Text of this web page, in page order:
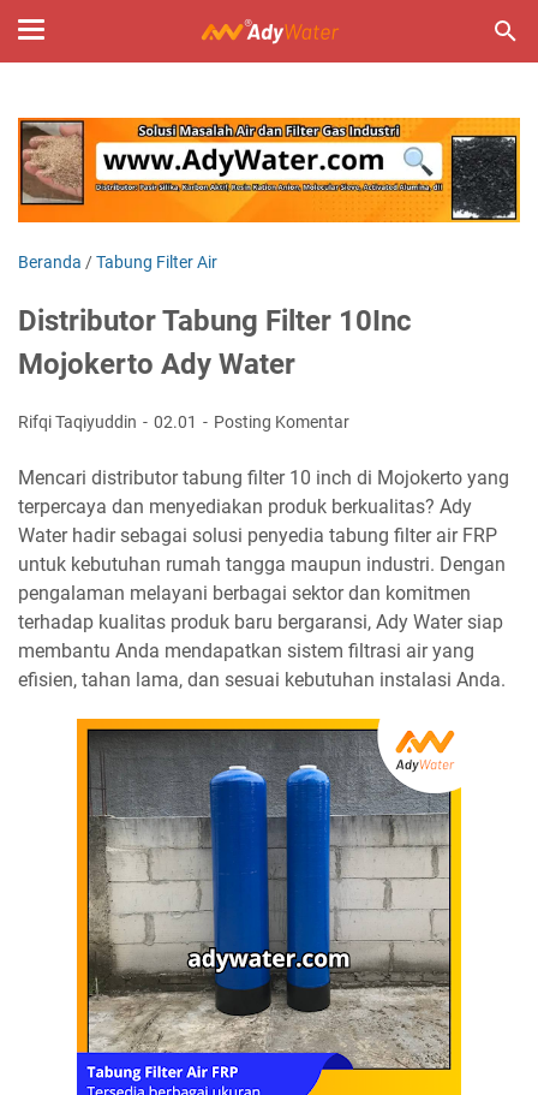
Beranda /Tabung Filter Air
Distributor Tabung Filter 10Inc
Mojokerto Ady Water
Rifqi Taqiyuddin 02.01 Posting Komentar
Mencari distributor tabung filter 10 inch di Mojokerto yang
terpercaya dan menyediakan produk berkualitas? Ady
Water hadir sebagai solusi penyedia tabung filter air FRP
untuk kebutuhan rumah tangga maupun industri. Dengan
pengalaman melayani berbagai sektor dan komitmen
terhadap kualitas produk baru bergaransi, Ady Water siap
membantu Anda mendapatkan sistem filtrasi air yang
efisien, tahan lama, dan sesuai kebutuhan instalasi Anda.